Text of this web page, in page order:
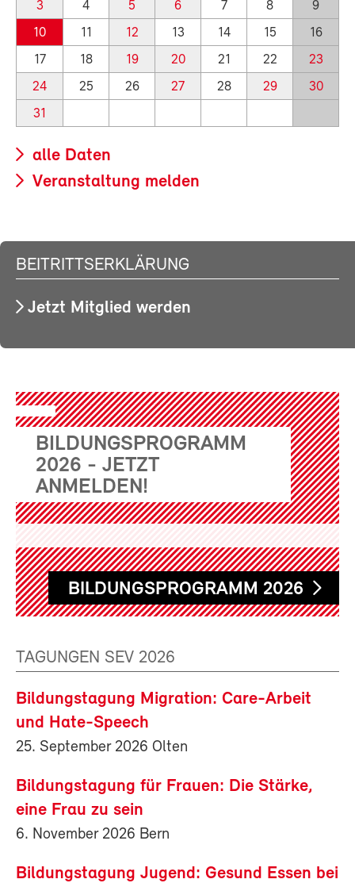
3 4 5 6 7 8
9
10
11 12 13 14 15
16
17
18 19 20 21 22
23
24
25 26 27 28 29
30
31
alle Daten
Veranstaltung melden
BEITRITTSERKLÄRUNG
Jetzt Mitglied werden
BILDUNGSPROGRAMM
2026 - JETZT
ANMELDEN!
BILDUNGSPROGRAMM 2026
TAGUNGEN SEV 2026
Bildungstagung Migration: Care-Arbeit
und Hate-Speech
25. September 2026 Olten
Bildungstagung für Frauen: Die Stärke,
eine Frau zu sein
6. November 2026 Bern
Bildungstagung Jugend: Gesund Essen bei